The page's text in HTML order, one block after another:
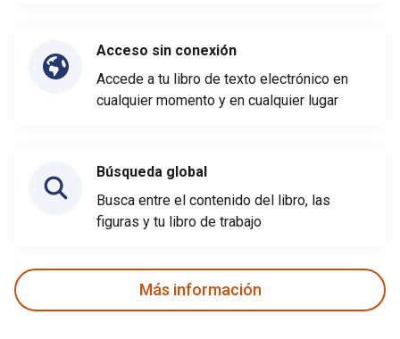
Acceso sin conexión
Accede a tu libro de texto electrónico en
cualquier momento y en cualquier lugar
Búsqueda global
Busca entre el contenido del libro, las
figuras y tu libro de trabajo
Más información